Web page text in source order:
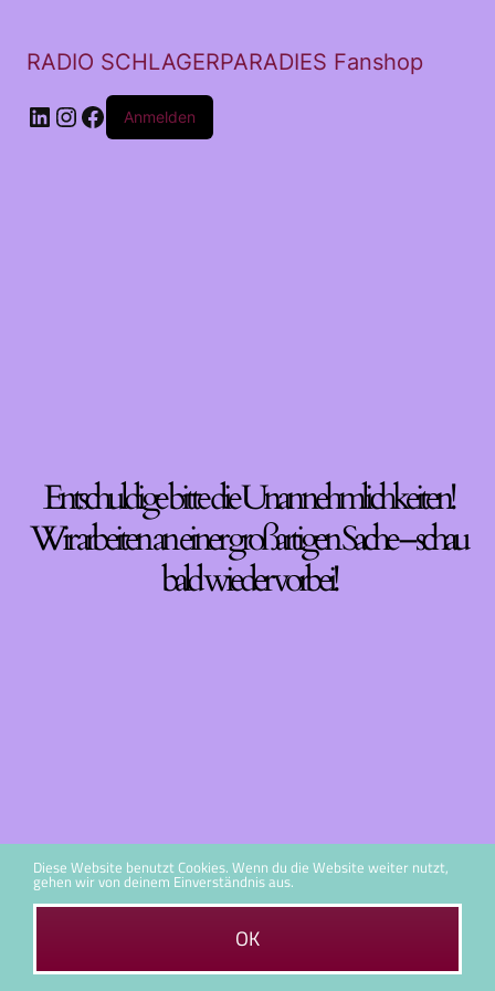
RADIO SCHLAGERPARADIES Fanshop
LinkedIn
Instagram
Facebook
Anmelden
Entschuldige bitte die Unannehmlichkeiten!
Wir arbeiten an einer großartigen Sache – schau
bald wieder vorbei!
Diese Website benutzt Cookies. Wenn du die Website weiter nutzt,
gehen wir von deinem Einverständnis aus.
OK